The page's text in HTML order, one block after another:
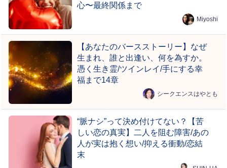
心〜最終関係まで
Miyoshi
【あなたのバースストーリー】なぜ
生まれ、誰と出逢い、何を為すか。
憑く生き霊/ツインレイ/手にする幸
福まで14章
シークエンスはやとも
“脈ナシ”って決め付けてない？【苦
しい恋の真実】二人を阻む障害/あの
人が実は抱く想い/抑える衝動/恋結
末